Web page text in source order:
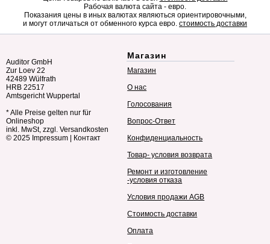
Рабочая валюта сайта - евро.
Показания цены в иных валютах являються ориентировочными,
и могут отличаться от обменного курса евро. стоимость доставки
Auditor GmbH
Zur Loev 22
42489 Wülfrath
HRB 22517
Amtsgericht Wuppertal
* Alle Preise gelten nur für
Onlineshop
inkl. MwSt, zzgl. Versandkosten
© 2025 Impressum Контакт
Магазин
Магазин
О нас
Голосования
Вопрос-Ответ
Конфиденциальность
Товар- условия возврата
Ремонт и изготовление
-условия отказа
Условия продажи AGB
Стоимость доставки
Оплата